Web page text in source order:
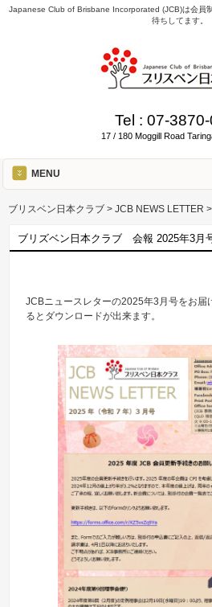
Japanese Club of Brisbane Incorporated (JCB)は会員
待ちしてます。
Tel : 07-
17 / 180 Moggill Road
MENU
ブリスベン日本クラブ > JCB NEWS LETTER >
ブリズベン日本クラブ 会報 2025年3月
JCBニュースレターの2025年3月号をお届
るとダウンロードが出来ます。